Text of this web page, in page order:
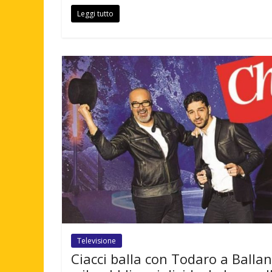
Leggi tutto
Televisione
Ciacci balla con Todaro a